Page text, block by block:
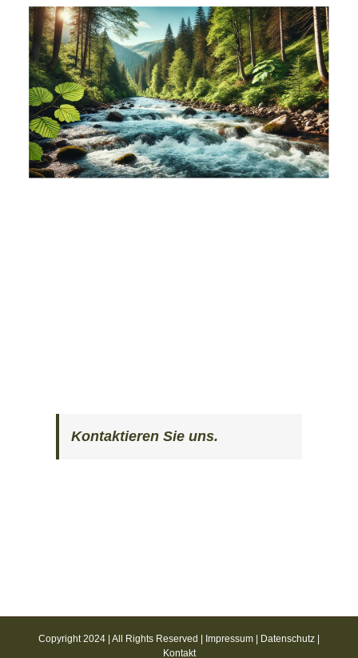
Kontaktieren Sie uns.
Copyright 2024 | All Rights Reserved | Impressum Datenschutz
Kontakt